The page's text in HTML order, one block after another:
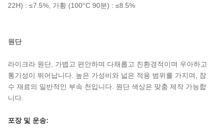
22H) : ≤7.5%, 가황 (100°C 90분) : ≤8.5%
원단
라이크라 원단, 가볍고 편안하며 다채롭고 친환경적이며 우아하고
통기성이 뛰어납니다. 높은 가성비와 넓은 적용 범위를 가지며, 잠
수 재료의 일반적인 부속 천입니다. 원단 색상은 맞춤 제작 가능합
니다.
포장 및 운송: